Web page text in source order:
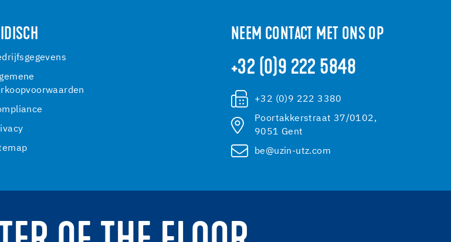
NEEM CONTACT MET ONS OP
+32 (0)9 222 5848
+32 (0)9 222 3380
Poortakkerstraat 37/0102,
9051 Gent
be@uzin-utz.com